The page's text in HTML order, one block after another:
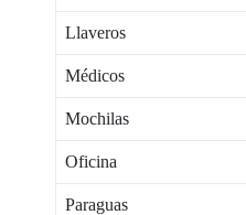
Llaveros
Médicos
Mochilas
Oficina
Paraguas